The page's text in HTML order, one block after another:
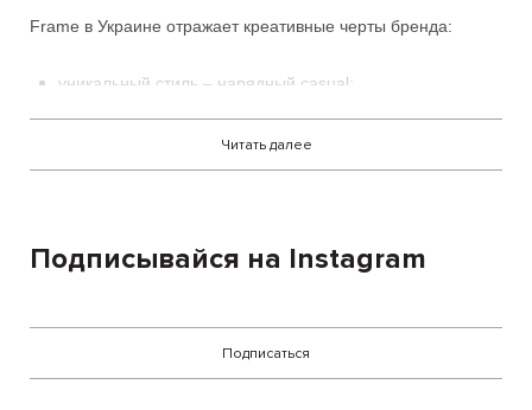
Frame в Украине отражает креативные черты бренда:
уникальный стиль – нарядный casual;
нейтральный декор;
ретро-мотивы 70-х;
Изделия американского бренда быстро полюбились
Читать далее
Подписывайся на Instagram
Подписаться